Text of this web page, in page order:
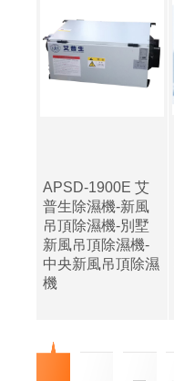
APSD-1900E 艾
普生除濕機-新風
吊頂除濕機-別墅
新風吊頂除濕機-
中央新風吊頂除濕
機